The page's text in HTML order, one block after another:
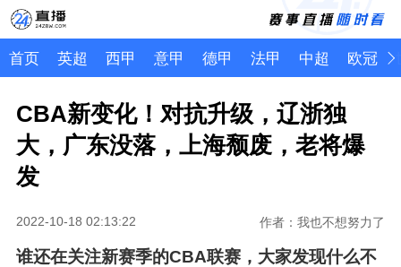
首页 英超 西甲 意甲 德甲 法甲 中超 欧冠
CBA新变化！对抗升级，辽浙独
大，广东没落，上海颓废，老将爆
发
2022-10-18 02:13:22 作者：我也不想努力了
谁还在关注新赛季的CBA联赛，大家发现什么不